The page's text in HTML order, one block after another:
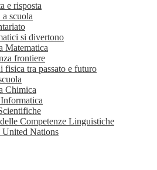
e risposta
a scuola
si divertono
Matematica
frontiere
fisica tra passato e futuro
Chimica
Competenze Linguistiche
Nations